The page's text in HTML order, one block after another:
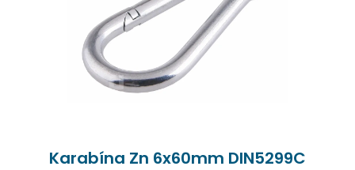
Karabína Zn 6x60mm DIN5299C